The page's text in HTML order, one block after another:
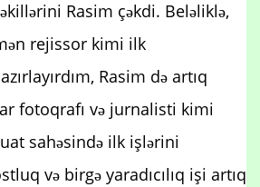
Rasim çəkdi. Beləliklə,
rejissor kimi ilk
Rasim də artıq
fotoqrafı və jurnalisti kimi
sahəsində ilk işlərini
və birgə yaradıcılıq işi artıq